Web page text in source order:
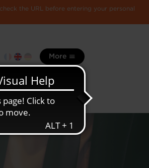
the URL before entering your personal
More
Luxembourg
economy